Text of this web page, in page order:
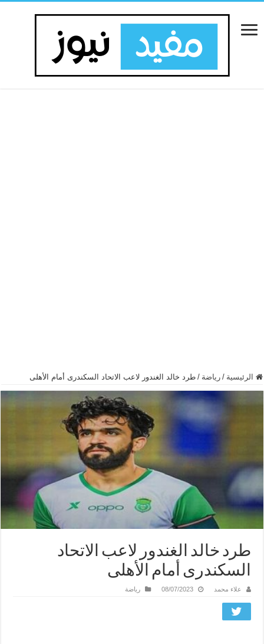
الرئيسية / رياضة / طرد خالد الغندور لاعب الاتحاد السكندرى أمام الأهلى
طرد خالد الغندور لاعب الاتحاد
السكندرى أمام الأهلى
علاء محمد 08/07/2023 رياضة